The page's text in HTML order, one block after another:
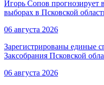
Игорь Сопов
выборах в Псковской
06 августа 2026
Зарегистрированы единые
Заксобрания Псковской
06 августа 2026